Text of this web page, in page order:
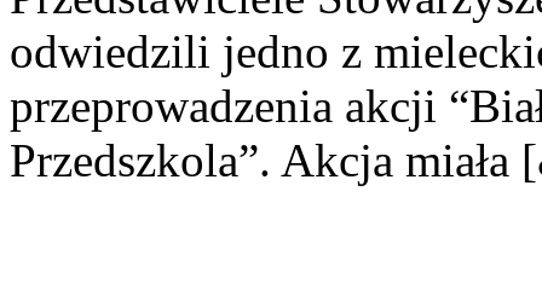
odwiedzili jedno z
przeprowadzenia akcji
Przedszkola”. Akcja miała